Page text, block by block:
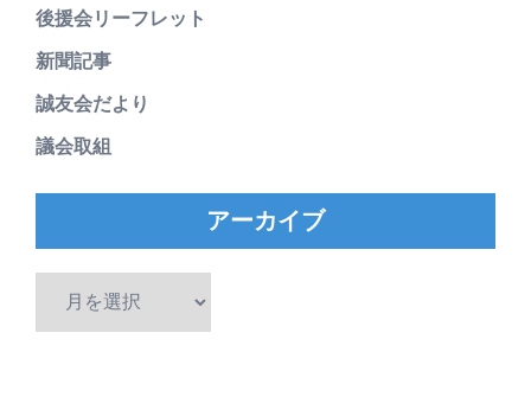
後援会リーフレット
新聞記事
誠友会だより
議会取組
アーカイブ